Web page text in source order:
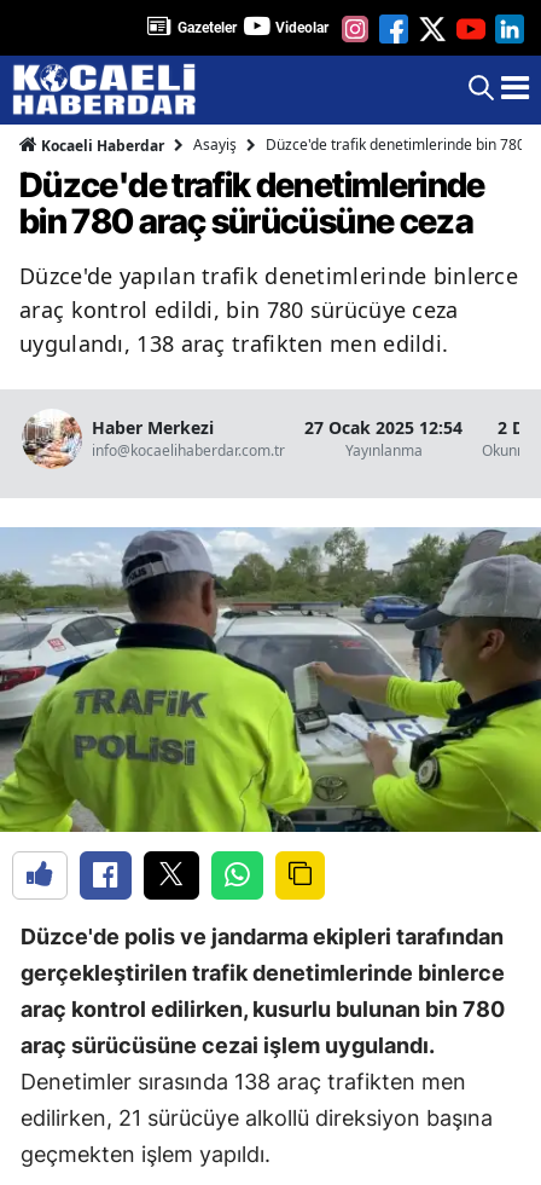
Gazeteler Videolar
Kocaeli Haberdar Asayiş Düzce'de trafik denetimlerinde bin 780
Düzce'de trafik denetimlerinde
bin 780 araç sürücüsüne ceza
Düzce'de yapılan trafik denetimlerinde binlerce
araç kontrol edildi, bin 780 sürücüye ceza
uygulandı, 138 araç trafikten men edildi.
Haber Merkezi
info@kocaelihaberdar.com.tr
27 Ocak 2025 12:54
Yayınlanma
2
Düzce'de polis ve jandarma ekipleri tarafından
gerçekleştirilen trafik denetimlerinde binlerce
araç kontrol edilirken, kusurlu bulunan bin 780
araç sürücüsüne cezai işlem uygulandı.
Denetimler sırasında 138 araç trafikten men
edilirken, 21 sürücüye alkollü direksiyon başına
geçmekten işlem yapıldı.